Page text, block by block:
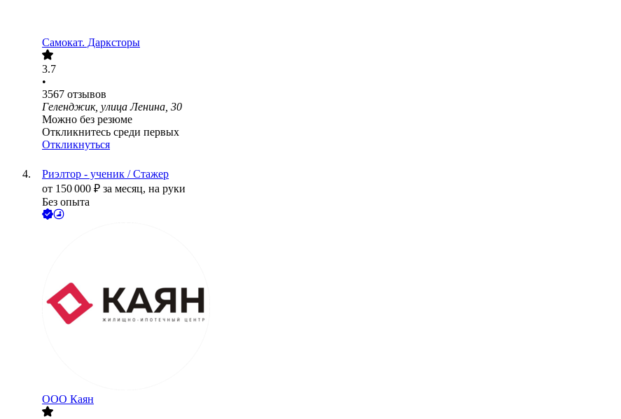
Самокат. Дарксторы
3.7
•
3567 отзывов
Геленджик, улица Ленина, 30
Можно без резюме
Откликнитесь среди первых
Откликнуться
Риэлтор - ученик / Стажер
от 150 000 ₽ за месяц, на руки
Без опыта
ООО Каян